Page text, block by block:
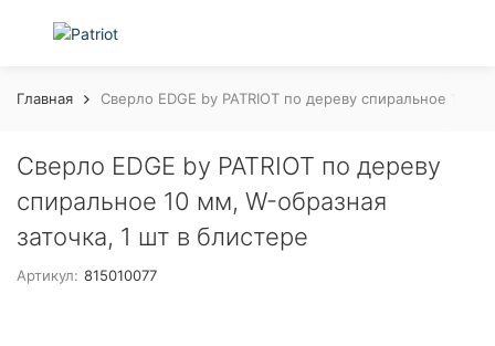
Главная Сверло EDGE by PATRIOT по дереву спиральное 10
Сверло EDGE by PATRIOT по дереву
спиральное 10 мм, W-образная
заточка, 1 шт в блистере
Артикул: 815010077